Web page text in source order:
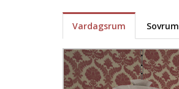
Vardagsrum Sovrum